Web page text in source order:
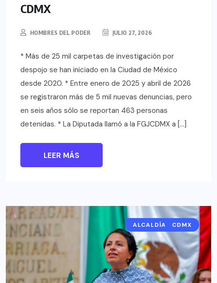
CDMX
HOMBRES DEL PODER JULIO 27, 2026
* Más de 25 mil carpetas de investigación por
despojo se han iniciado en la Ciudad de México
desde 2020. * Entre enero de 2025 y abril de 2026
se registraron más de 5 mil nuevas denuncias, pero
en seis años sólo se reportan 463 personas
detenidas. * La Diputada llamó a la FGJCDMX a […]
LEER MÁS
ALCALDÍAS CDMX
CDMX